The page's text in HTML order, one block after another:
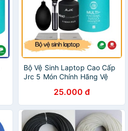
Bộ Vệ Sinh Laptop Cao Cấp
Jrc 5 Món Chính Hãng Vệ
Máy Ảnh, Màn Hình Máy
Tính
25.000 đ